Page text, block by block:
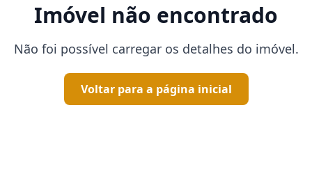
Imóvel não encontrado
Não foi possível carregar os detalhes do imóvel.
Voltar para a página inicial